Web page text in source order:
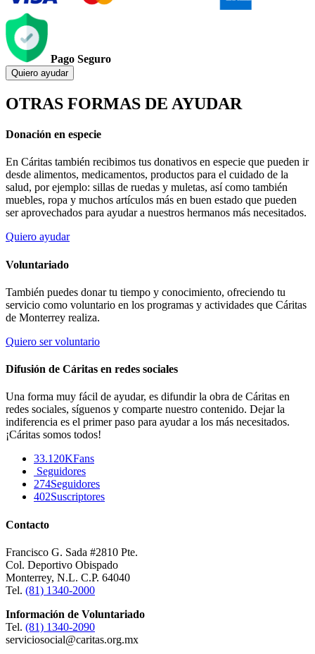
Pago Seguro
Quiero ayudar
OTRAS FORMAS DE AYUDAR
Donación en especie
En Cáritas también recibimos tus donativos en especie que pueden ir
desde alimentos, medicamentos, productos para el cuidado de la
salud, por ejemplo: sillas de ruedas y muletas, así como también
muebles, ropa y muchos artículos más en buen estado que pueden
ser aprovechados para ayudar a nuestros hermanos más necesitados.
Quiero ayudar
Voluntariado
También puedes donar tu tiempo y conocimiento, ofreciendo tu
servicio como voluntario en los programas y actividades que Cáritas
de Monterrey realiza.
Quiero ser voluntario
Difusión de Cáritas en redes sociales
Una forma muy fácil de ayudar, es difundir la obra de Cáritas en
redes sociales, síguenos y comparte nuestro contenido. Dejar la
indiferencia es el primer paso para ayudar a los más necesitados.
¡Cáritas somos todos!
33.120KFans
Seguidores
274Seguidores
402Suscriptores
Contacto
Francisco G. Sada #2810 Pte.
Col. Deportivo Obispado
Monterrey, N.L. C.P. 64040
Tel. (81) 1340-2000
Información de Voluntariado
Tel. (81) 1340-2090
serviciosocial@caritas.org.mx